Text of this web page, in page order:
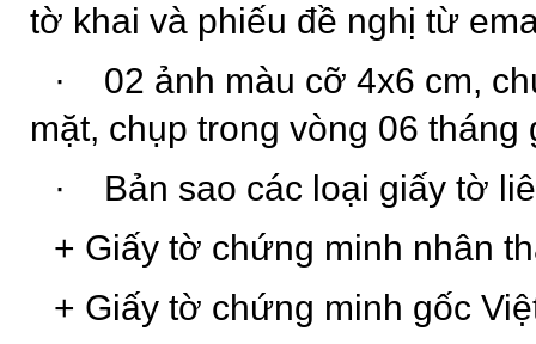
tờ khai và phiếu đề nghị từ
·
02 ảnh màu cỡ 4x6 cm,
mặt, chụp trong vòng 06 tháng
·
Bản sao các loại giấy tờ
+ Giấy tờ chứng minh nhân
+ Giấy tờ chứng minh gốc